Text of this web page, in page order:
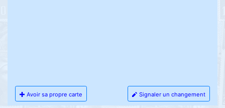
Avoir sa propre carte Signaler un changement